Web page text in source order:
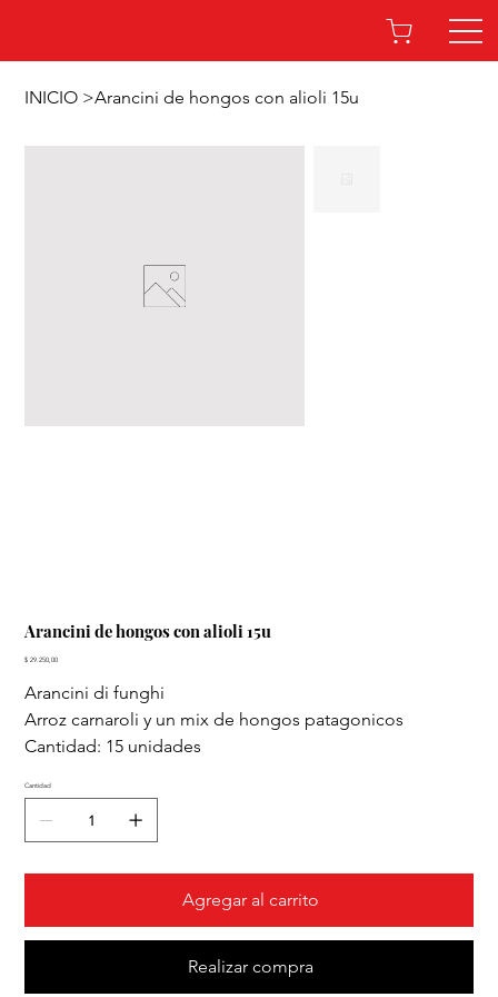
INICIO >Arancini de hongos con alioli 15u
Arancini de hongos con alioli 15u
Precio
$ 29.250,00
Arancini di funghi
Arroz carnaroli y un mix de hongos patagonicos
Cantidad: 15 unidades
Cantidad
Agregar al carrito
Realizar compra